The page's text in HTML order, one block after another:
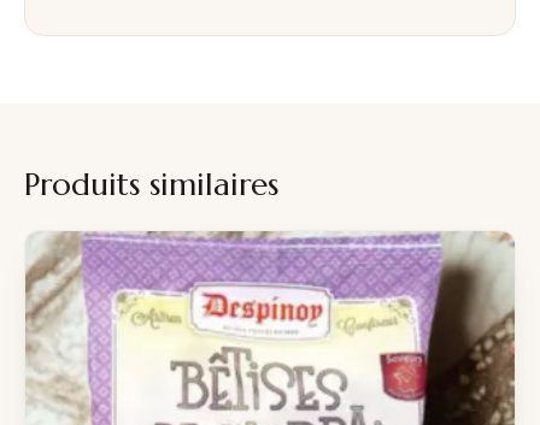
Produits similaires